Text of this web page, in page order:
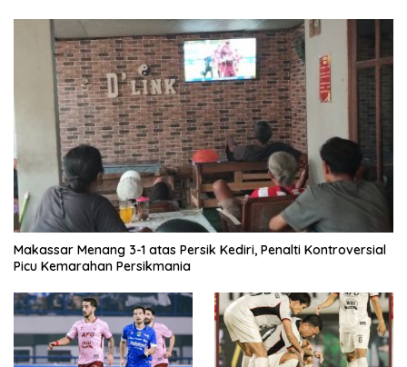
Makassar Menang 3-1 atas Persik Kediri, Penalti Kontroversial
Picu Kemarahan Persikmania